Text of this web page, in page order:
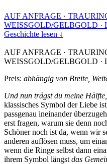
AUF ANFRAGE ·
WEISSGOLD/GELBGOLD ·
Geschichte lesen ↓
AUF ANFRAGE ·
WEISSGOLD/GELBGOLD ·
Preis: abhängig von Breite,
Und nun trägst du meine
klassisches Symbol der Liebe
passgenau ineinander
erst fragen, warum sie denn
Schöner noch ist da, wenn wir
anderen auflösen muss, um
wenn die Ringe selbst dann
ihrem Symbol längst das